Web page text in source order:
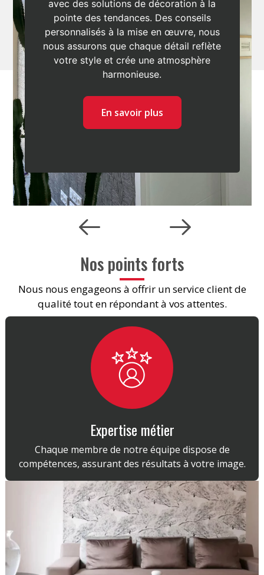
avec des solutions de décoration à la
pointe des tendances. Des conseils
personnalisés à la mise en œuvre, nous
nous assurons que chaque détail reflète
votre style et crée une atmosphère
harmonieuse.
En savoir plus
Previous Next
Nos points forts
Nous nous engageons à offrir un service client de
qualité tout en répondant à vos attentes.
Expertise métier
Chaque membre de notre équipe dispose de
compétences, assurant des résultats à votre image.